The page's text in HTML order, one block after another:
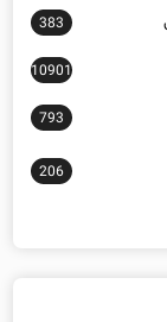
10901
793
206